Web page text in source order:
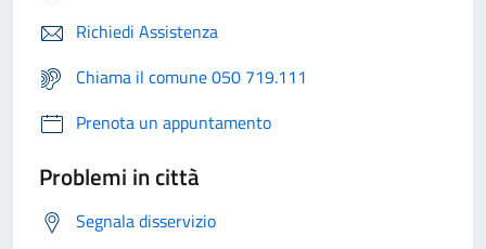
Richiedi Assistenza
Chiama il comune 050 719.111
Prenota un appuntamento
Problemi in città
Segnala disservizio